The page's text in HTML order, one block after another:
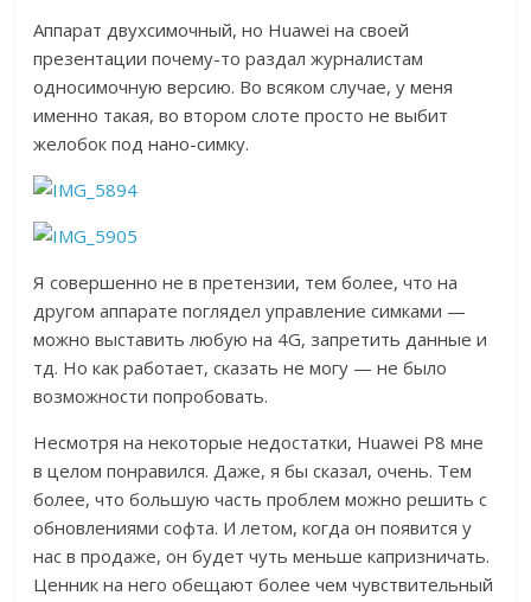
Аппарат двухсимочный, но Huawei на своей
презентации почему-то раздал журналистам
односимочную версию. Во всяком случае, у меня
именно такая, во втором слоте просто не выбит
желобок под нано-симку.
Я совершенно не в претензии, тем более, что на
другом аппарате поглядел управление симками —
можно выставить любую на 4G, запретить данные и
тд. Но как работает, сказать не могу — не было
возможности попробовать.
Несмотря на некоторые недостатки, Huawei P8 мне
в целом понравился. Даже, я бы сказал, очень. Тем
более, что большую часть проблем можно решить с
обновлениями софта. И летом, когда он появится у
нас в продаже, он будет чуть меньше капризничать.
Ценник на него обещают более чем чувствительный